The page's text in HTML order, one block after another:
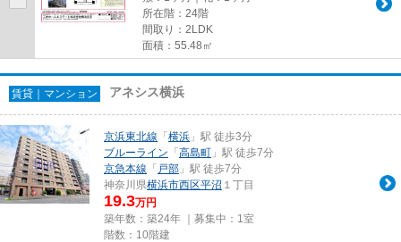
所在階：24階
間取り：2LDK
面積：55.48㎡
賃貸｜マンション アネシス横浜
京浜東北線 「 横浜 」駅 徒歩3分
ブルーライン 「 高島町 」駅 徒歩7分
京急本線 「 戸部 」駅 徒歩7分
神奈川県横浜市西区平沼 １丁目
19.3万円
築年数：築24年 ｜募集中： 1室
階数：10階建